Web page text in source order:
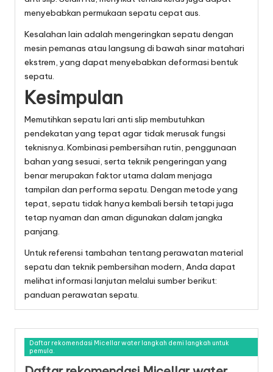
menyebabkan permukaan sepatu cepat aus.
Kesalahan lain adalah mengeringkan sepatu dengan
mesin pemanas atau langsung di bawah sinar matahari
ekstrem, yang dapat menyebabkan deformasi bentuk
sepatu.
Kesimpulan
Memutihkan sepatu lari anti slip membutuhkan
pendekatan yang tepat agar tidak merusak fungsi
teknisnya. Kombinasi pembersihan rutin, penggunaan
bahan yang sesuai, serta teknik pengeringan yang
benar merupakan faktor utama dalam menjaga
tampilan dan performa sepatu. Dengan metode yang
tepat, sepatu tidak hanya kembali bersih tetapi juga
tetap nyaman dan aman digunakan dalam jangka
panjang.
Untuk referensi tambahan tentang perawatan material
sepatu dan teknik pembersihan modern, Anda dapat
melihat informasi lanjutan melalui sumber berikut:
panduan perawatan sepatu.
Daftar rekomendasi Micellar water langkah demi langkah untuk
pemula.